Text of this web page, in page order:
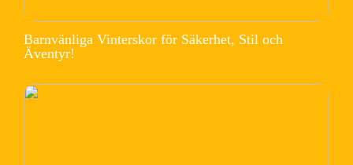
Barnvänliga Vinterskor för Säkerhet, Stil och
Äventyr!